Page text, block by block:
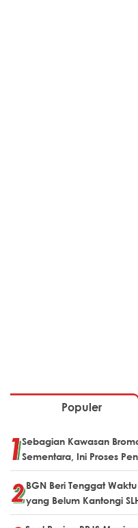
Populer
Sebagian Kawasan
Sementara, Ini Proses
BGN Beri Tenggat
yang Belum Kantongi